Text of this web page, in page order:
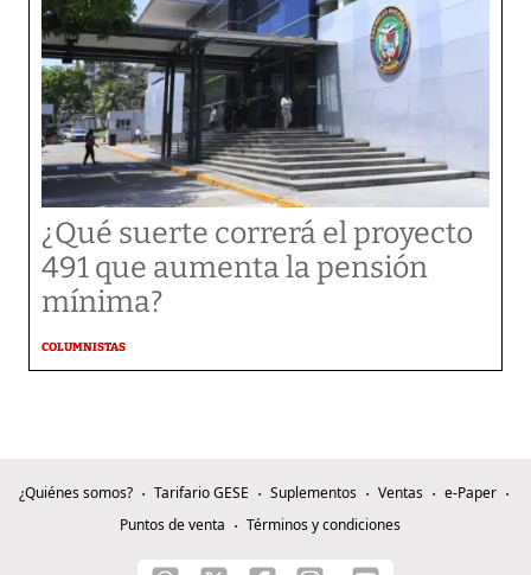
¿Qué suerte correrá el proyecto
491 que aumenta la pensión
mínima?
COLUMNISTAS
¿Quiénes somos? Tarifario GESE Suplementos Ventas
e-Paper
Puntos de venta
Términos y condiciones